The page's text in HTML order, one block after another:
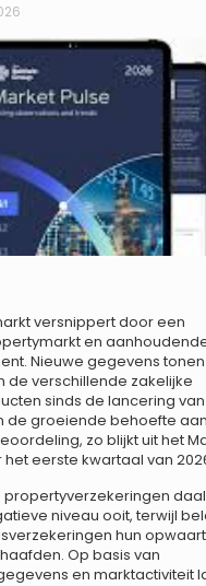
versnippert door een
en
Nieuwe gegevens
de verschillende zakelijke
sinds de lancering
de groeiende behoefte
zo blijkt uit het
het eerste kwartaal van
niveau ooit, terwijl
hun
Op basis van
en marktactiviteit